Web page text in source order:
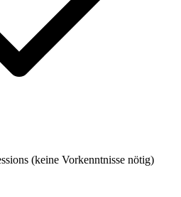
(keine Vorkenntnisse nötig)